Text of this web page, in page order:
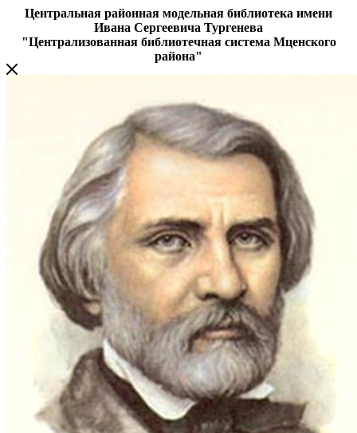
Центральная районная модельная библиотека имени
Ивана Сергеевича Тургенева
"Централизованная библиотечная система Мценского
района"